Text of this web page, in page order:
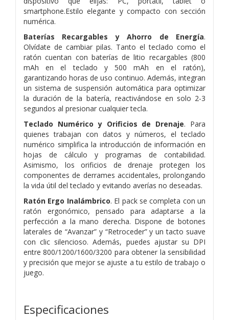
smartphone.Estilo elegante y compacto con sección
numérica.
Baterías Recargables y Ahorro de Energía.
Olvídate de cambiar pilas. Tanto el teclado como el
ratón cuentan con baterías de litio recargables (800
mAh en el teclado y 500 mAh en el ratón),
garantizando horas de uso continuo. Además, integran
un sistema de suspensión automática para optimizar
la duración de la batería, reactivándose en solo 2-3
segundos al presionar cualquier tecla.
Teclado Numérico y Orificios de Drenaje. Para
quienes trabajan con datos y números, el teclado
numérico simplifica la introducción de información en
hojas de cálculo y programas de contabilidad.
Asimismo, los orificios de drenaje protegen los
componentes de derrames accidentales, prolongando
la vida útil del teclado y evitando averías no deseadas.
Ratón Ergo Inalámbrico. El pack se completa con un
ratón ergonómico, pensado para adaptarse a la
perfección a la mano derecha. Dispone de botones
laterales de “Avanzar” y “Retroceder” y un tacto suave
con clic silencioso. Además, puedes ajustar su DPI
entre800/1200/1600/3200 para obtener la sensibilidad
y precisión que mejor se ajuste a tu estilo de trabajo o
juego.
Especificaciones